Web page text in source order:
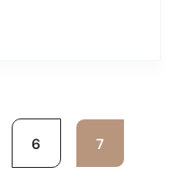
6 7